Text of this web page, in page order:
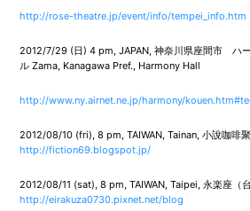
http://rose-theatre.jp/event/info/tempei_info.htm
2012/7/29 (日) 4 pm, JAPAN, 神奈川県座間市 ハ
ル Zama, Kanagawa Pref., Harmony Hall
http://www.ny.airnet.ne.jp/harmony/
2012/08/10 (fri), 8 pm, TAIWAN, Tainan, 小說咖啡
http://fiction69.blogspot.jp/
2012/08/11 (sat), 8 pm, TAIWAN, Taipei, 永楽座（台
http://eirakuza0730.pixnet.net/blog